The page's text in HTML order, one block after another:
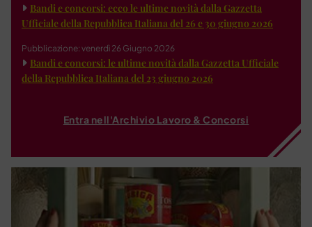
Bandi e concorsi: ecco le ultime novità dalla Gazzetta
Ufficiale della Repubblica Italiana del 26 e 30 giugno 2026
Pubblicazione: venerdì 26 Giugno 2026
Bandi e concorsi: le ultime novità dalla Gazzetta Ufficiale
della Repubblica Italiana del 23 giugno 2026
Entra nell'Archivio Lavoro & Concorsi